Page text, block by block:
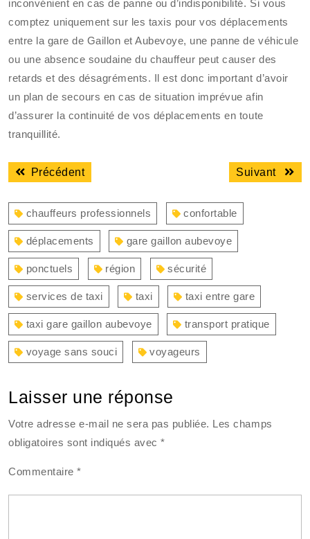
inconvénient en cas de panne ou d’indisponibilité. Si vous
comptez uniquement sur les taxis pour vos déplacements
entre la gare de Gaillon et Aubevoye, une panne de véhicule
ou une absence soudaine du chauffeur peut causer des
retards et des désagréments. Il est donc important d’avoir
un plan de secours en cas de situation imprévue afin
d’assurer la continuité de vos déplacements en toute
tranquillité.
Navigation
de
l’article
PrécédentArticle
:
Suivant
chauffeurs professionnels confortable
déplacements gare gaillon aubevoye
ponctuels région sécurité
services de taxi taxi taxi entre gare
taxi gare gaillon aubevoye transport pratique
voyage sans souci voyageurs
Laisser une réponse
Votre adresse e-mail ne sera pas publiée. Les champs
obligatoires sont indiqués avec*
Commentaire*